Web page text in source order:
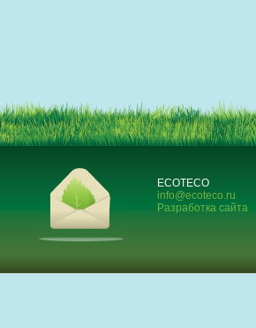
ECOTECO
info@ecoteco.ru
Разработка сайта